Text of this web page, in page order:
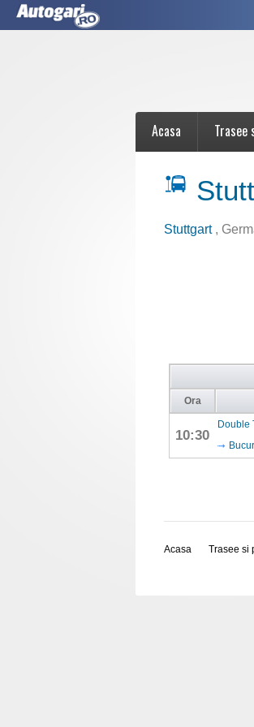
Acasa
Stuttgart ,
Ora
10:30
Double
Acasa Trasee si